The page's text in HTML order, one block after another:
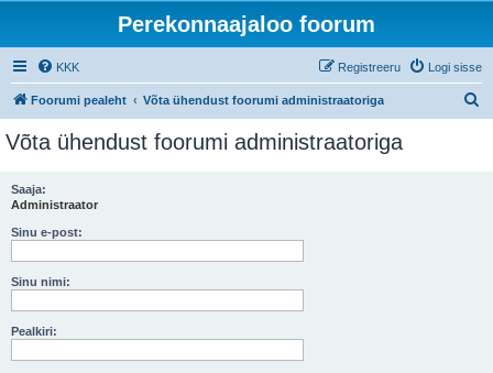
Perekonnaajaloo foorum
KKK Logi sisse
Registreeru
Foorumi pealeht Võta ühendust foorumi administraatoriga
Võta ühendust foorumi administraatoriga
Saaja:
Administraator
Sinu e-post:
Sinu nimi:
Pealkiri: